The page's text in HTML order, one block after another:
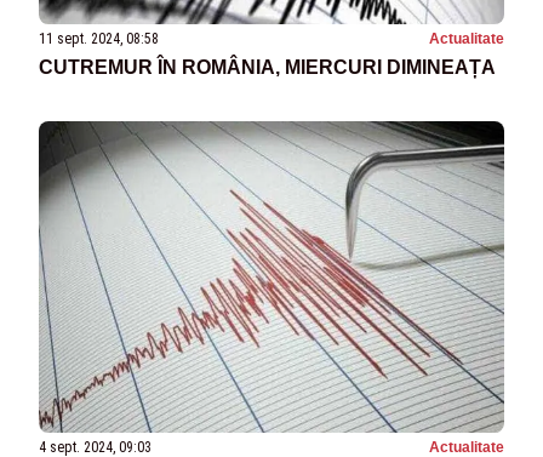
11 sept. 2024, 08:58 Actualitate
CUTREMUR ÎN ROMÂNIA, MIERCURI DIMINEAȚA
4 sept. 2024, 09:03 Actualitate